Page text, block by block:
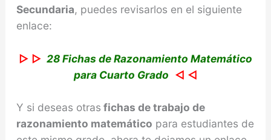
Secundaria, puedes revisarlos en el siguiente
enlace:
▷ ▷ 28 Fichas de Razonamiento Matemático
para Cuarto Grado ◁ ◁
Y si deseas otras fichas de trabajo de
razonamiento matemático para estudiantes de